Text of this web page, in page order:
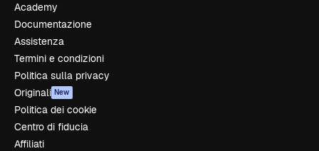
Academy
Documentazione
Assistenza
Termini e condizioni
Politica sulla privacy
Originali New
Politica dei cookie
Centro di fiducia
Affiliati